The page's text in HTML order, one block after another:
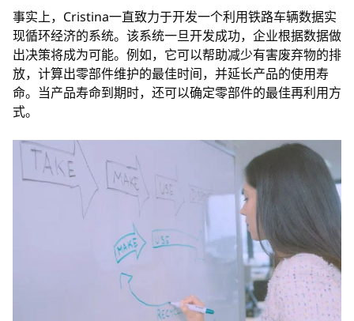
事实上，Cristina一直致力于开发一个利用铁路车辆数据实
现循环经济的系统。该系统一旦开发成功，企业根据数据做
出决策将成为可能。例如，它可以帮助减少有害废弃物的排
放，计算出零部件维护的最佳时间，并延长产品的使用寿
命。当产品寿命到期时，还可以确定零部件的最佳再利用方
式。